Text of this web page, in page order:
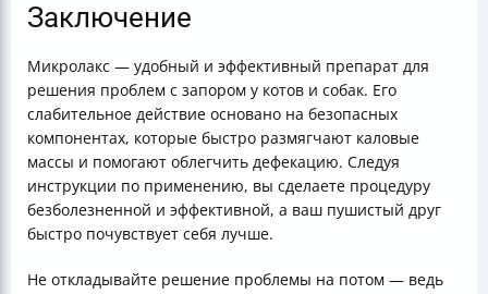
Заключение
Микролакс — удобный и эффективный препарат для
решения проблем с запором у котов и собак. Его
слабительное действие основано на безопасных
компонентах, которые быстро размягчают каловые
массы и помогают облегчить дефекацию. Следуя
инструкции по применению, вы сделаете процедуру
безболезненной и эффективной, а ваш пушистый друг
быстро почувствует себя лучше.
Не откладывайте решение проблемы на потом — ведь